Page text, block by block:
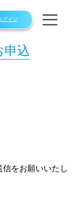
グイン
申込
をお願いいたし